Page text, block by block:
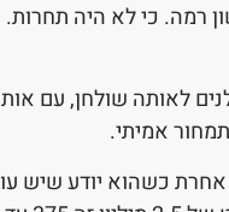
רמה. כי לא היה
לאותה שולחן, עם
אמיתי.